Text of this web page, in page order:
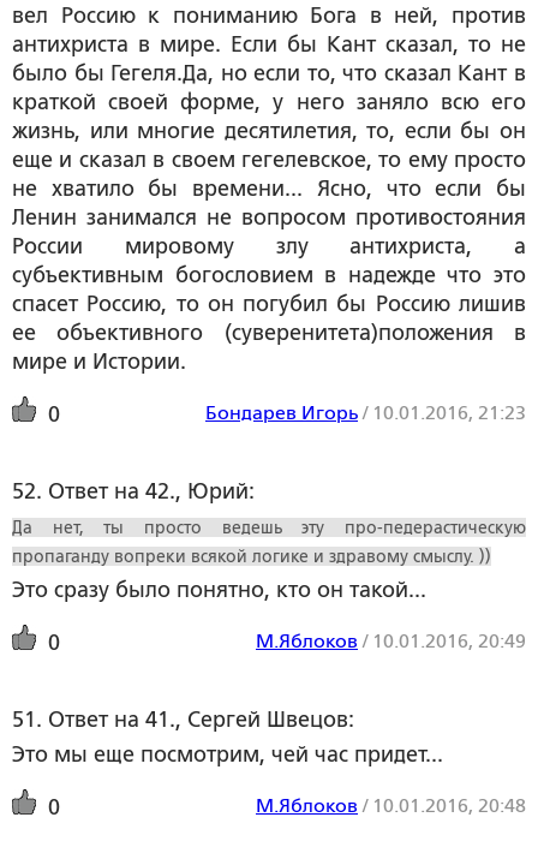
вел Россию к пониманию Бога в ней, против
антихриста в мире. Если бы Кант сказал, то не
было бы Гегеля.Да, но если то, что сказал Кант в
краткой своей форме, у него заняло всю его
жизнь, или многие десятилетия, то, если бы он
еще и сказал в своем гегелевское, то ему просто
не хватило бы времени... Ясно, что если бы
Ленин занимался не вопросом противостояния
России мировому злу антихриста, а
субъективным богословием в надежде что это
спасет Россию, то он погубил бы Россию лишив
ее объективного (суверенитета)положения в
мире и Истории.
0 Бондарев Игорь/ 10.01.2016, 21:23
52. Ответ на 42., Юрий:
Да нет, ты просто ведешь эту про-педерастическую
пропаганду вопреки всякой логике и здравому смыслу. ))
Это сразу было понятно, кто он такой...
0 М.Яблоков / 10.01.2016, 20:49
51. Ответ на 41., Сергей Швецов:
Это мы еще посмотрим, чей час придет...
0 М.Яблоков / 10.01.2016, 20:48